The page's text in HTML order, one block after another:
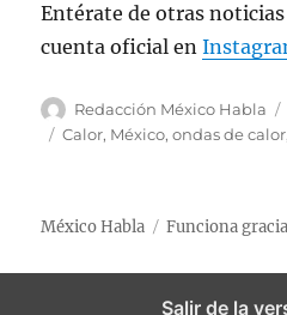
Entérate de otras
cuenta oficial en
A
u
Redacción México Habla
E
u
Calor, México,ondas de calor
México Habla Funciona
Salir de la